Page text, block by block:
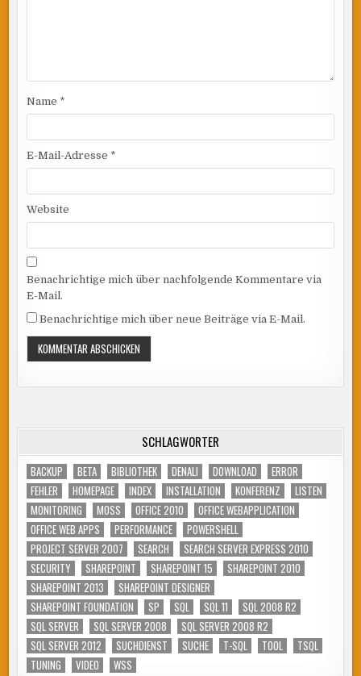
Name *
E-Mail-Adresse *
Website
Benachrichtige mich über nachfolgende Kommentare via
E-Mail.
Benachrichtige mich über neue Beiträge via E-Mail.
SCHLAGWÖRTER
BACKUP BETA BIBLIOTHEK DENALI DOWNLOAD
ERROR
FEHLER
HOMEPAGE INDEX INSTALLATION KONFERENZ
LISTEN
MONITORING
MOSS OFFICE 2010
OFFICE WEBAPPLICATION
OFFICE WEB APPS
PERFORMANCE
POWERSHELL
PROJECT SERVER 2007
SEARCH
SEARCH SERVER EXPRESS 2010
SECURITY
SHAREPOINT SHAREPOINT 15
SHAREPOINT 2010
SHAREPOINT 2013
SHAREPOINT DESIGNER
SHAREPOINT FOUNDATION
SP SQL SQL 11
SQL 2008 R2
SQL SERVER
SQL SERVER 2008
SQL SERVER 2008 R2
SQL SERVER 2012
SUCHDIENST SUCHE T-SQL TOOL
TSQL
TUNING
VIDEO WSS